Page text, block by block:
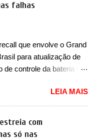
lançada a nova
nova geração feita do
por suas formas
do Gol, outro
hatchback do Logus
de um ano de atraso. A
pelos
japoneses e coreanos
falhas
que envolve o Grand
para atualização de
controle da bateria e
10 de outubro de 2025
os proprietários do
em sua versão única
de ano/modelo 2023 e
LEIA MAIS
com
só nas